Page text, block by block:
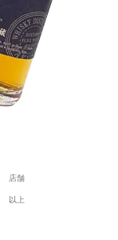
店舗
以上